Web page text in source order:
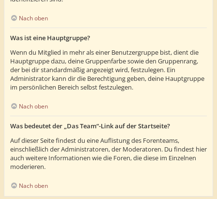
Nach oben
Was ist eine Hauptgruppe?
Wenn du Mitglied in mehr als einer Benutzergruppe bist, dient die
Hauptgruppe dazu, deine Gruppenfarbe sowie den Gruppenrang,
der bei dir standardmäßig angezeigt wird, festzulegen. Ein
Administrator kann dir die Berechtigung geben, deine Hauptgruppe
im persönlichen Bereich selbst festzulegen.
Nach oben
Was bedeutet der „Das Team“-Link auf der Startseite?
Auf dieser Seite findest du eine Auflistung des Forenteams,
einschließlich der Administratoren, der Moderatoren. Du findest hier
auch weitere Informationen wie die Foren, die diese im Einzelnen
moderieren.
Nach oben